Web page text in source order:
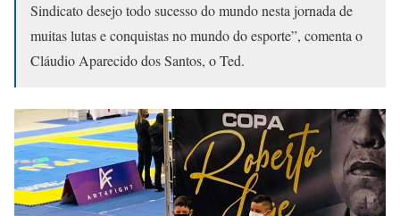
Sindicato desejo todo sucesso do mundo nesta jornada de
muitas lutas e conquistas no mundo do esporte”, comenta o
Cláudio Aparecido dos Santos, o Ted.